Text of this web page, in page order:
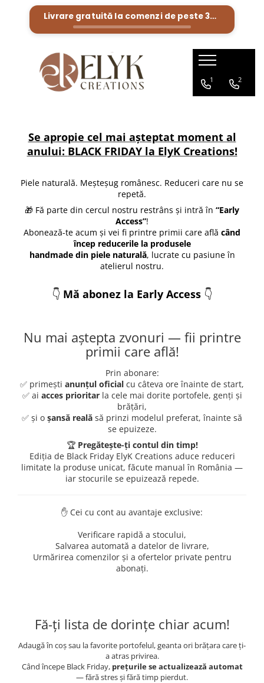
Portofele barbati
Bratari Piele
Genti femei
Portofele femei
Livrare gratuită la comenzi de peste300 Lei
1 2
Se apropie cel mai așteptat moment al
anului: BLACK FRIDAY la ElyK Creations!
Piele naturală. Meșteșug românesc. Reduceri care nu se
repetă.
🎁 Fă parte din cercul nostru restrâns și intră în “Early
Access”!
Abonează-te acum și vei fi printre primii care află când
încep reducerile la produsele
handmade din piele naturală, lucrate cu pasiune în
atelierul nostru.
👇 Mă abonez la Early Access 👇
Nu mai aștepta zvonuri — fii printre
primii care află!
Prin abonare:
✅ primești anunțul oficial cu câteva ore înainte de start,
✅ ai acces prioritarla cele mai dorite portofele, genți și
brățări,
✅ și o șansă reală să prinzi modelul preferat, înainte să
se epuizeze.
🏆 Pregătește-ți contul din timp!
Ediția de Black Friday ElyK Creations aduce reduceri
limitate la produse unicat, făcute manual în România —
iar stocurile se epuizează repede.
✋ Cei cu cont au avantaje exclusive:
Verificare rapidă a stocului,
Salvarea automată a datelor de livrare,
Urmărirea comenzilor și a ofertelor private pentru
abonați.
Fă-ți lista de dorințe chiar acum!
Adaugă în coș sau la favorite portofelul, geanta ori brățara care ți-
a atras privirea.
Când începe Black Friday, prețurile se actualizează automat
— fără stres și fără timp pierdut.